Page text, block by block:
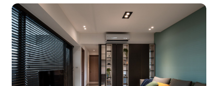
櫃，也刻意至二手古物店尋覓，挑揀門片有台式傳統壁櫥
弧形的原木櫃，並特別訂製藤椅，全室以原木、竹編、藤
編交織出儒雅薈萃、人文氣質的複合型咖啡廳酒吧店。
文字：島嶼星光文製所
設計概念文字為【Mojo Design Studio 默覺室內設計】